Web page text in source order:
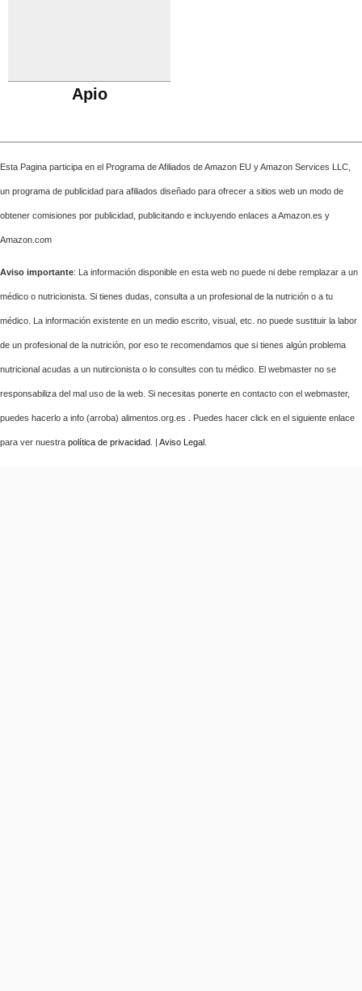
Apio
Esta Pagina participa en el Programa de Afiliados de Amazon EU y Amazon Services LLC,
un programa de publicidad para afiliados diseñado para ofrecer a sitios web un modo de
obtener comisiones por publicidad, publicitando e incluyendo enlaces a Amazon.es y
Amazon.com
Aviso importante: La información disponible en esta web no puede ni debe remplazar a un
médico o nutricionista. Si tienes dudas, consulta a un profesional de la nutrición o a tu
médico. La información existente en un medio escrito, visual, etc. no puede sustituir la labor
de un profesional de la nutrición, por eso te recomendamos que si tienes algún problema
nutricional acudas a un nutircionista o lo consultes con tu médico. El webmaster no se
responsabiliza del mal uso de la web. Si necesitas ponerte en contacto con el webmaster,
puedes hacerlo a info (arroba) alimentos.org.es . Puedes hacer click en el siguiente enlace
para ver nuestra política de privacidad . | Aviso Legal